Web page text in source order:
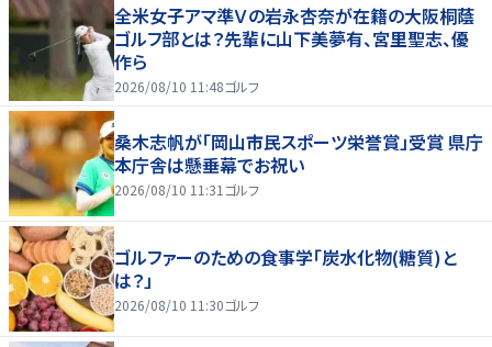
全米女子アマ準Ｖの岩永杏奈が在籍の大阪桐蔭
ゴルフ部とは？先輩に山下美夢有、宮里聖志、優
作ら
2026/08/10 11:48ゴルフ
桑木志帆が「岡山市民スポーツ栄誉賞」受賞 県庁
本庁舎は懸垂幕でお祝い
2026/08/10 11:31 ゴルフ
ゴルファーのための食事学「炭水化物(糖質)と
は？」
2026/08/10 11:30ゴルフ